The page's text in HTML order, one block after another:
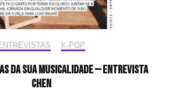
, K-POP
da sua musicalidade — Entrevista
CHEN